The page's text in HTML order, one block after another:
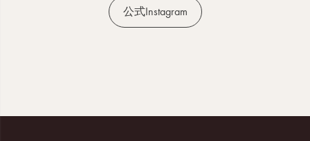
公式Instagram